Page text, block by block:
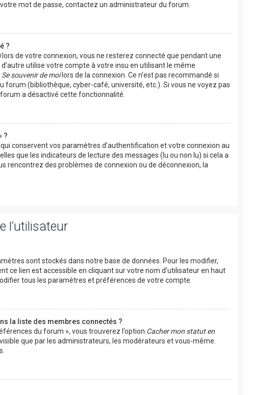
mot de passe, contactez un administrateur du forum.
?
lors de votre connexion, vous ne resterez connecté que pendant une
utilise votre compte à votre insu en utilisant le même
Se souvenir de moilors de la connexion. Ce n’est pas recommandé si
forum (bibliothèque, cyber-café, université, etc.). Si vous ne voyez pas
a désactivé cette fonctionnalité.
?
conservent vos paramètres d’authentification et votre connexion au
que les indicateurs de lecture des messages (lu ou non lu) si cela a
rencontrez des problèmes de connexion ou de déconnexion, la
l’utilisateur
sont stockés dans notre base de données. Pour les modifier,
ce lien est accessible en cliquant sur votre nom d’utilisateur en haut
tous les paramètres et préférences de votre compte.
la liste des membres connectés ?
du forum », vous trouverez l’option Cacher mon statut en
que par les administrateurs, les modérateurs et vous-même.